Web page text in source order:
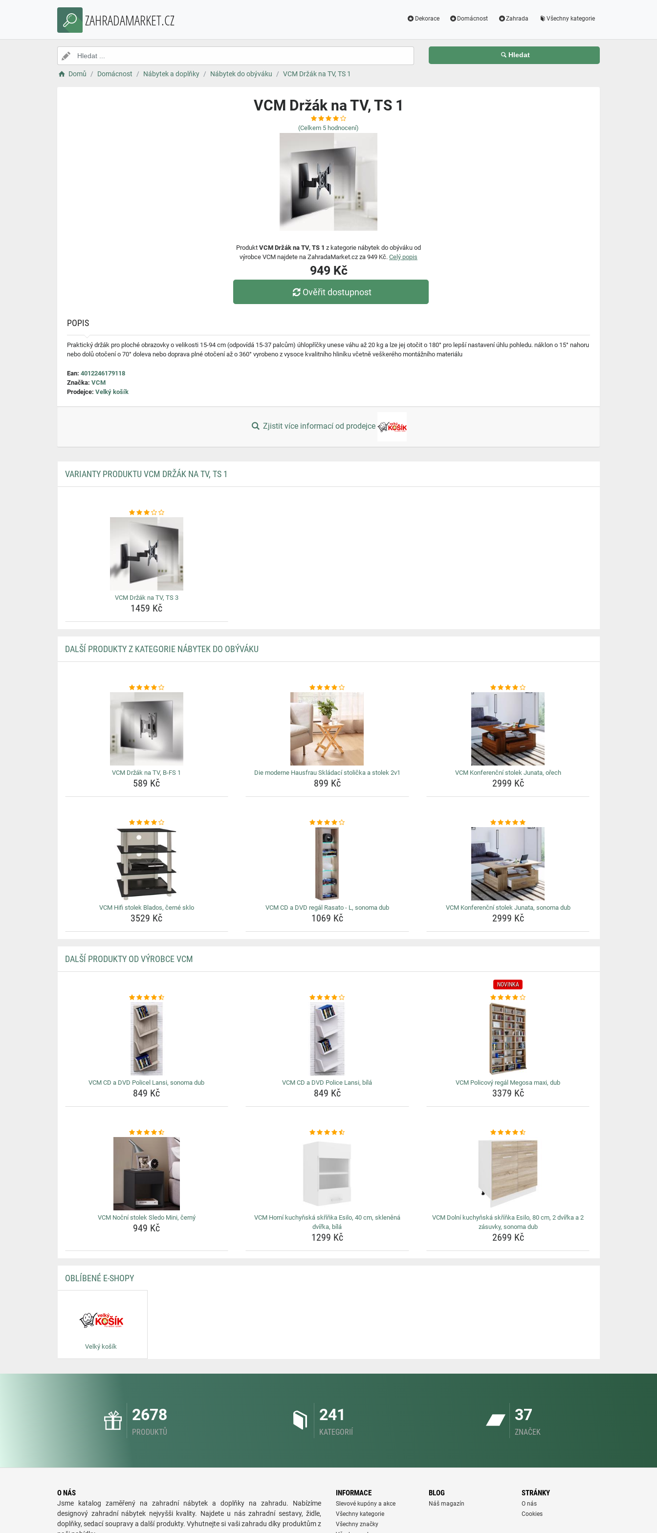
ZAHRADAMARKET.CZ Dekorace Domácnost Zahrada Všechny kategorie
Hledat
Domů Domácnost Nábytek a doplňky Nábytek do obýváku VCM Držák na TV, TS 1
VCM Držák na TV, TS 1
(Celkem 5 hodnocení)
Produkt VCM Držák na TV, TS 1 z kategorie nábytek do obýváku od
výrobce VCM najdete na ZahradaMarket.cz za 949 Kč. Celý popis
949 Kč
Ověřit dostupnost
POPIS
Praktický držák pro ploché obrazovky o velikosti 15-94 cm (odpovídá 15-37 palcům) úhlopříčky unese váhu až 20 kg a lze jej otočit o 180° pro lepší nastavení úhlu pohledu. náklon o 15° nahoru
nebo dolů otočení o 70° doleva nebo doprava plné otočení až o 360° vyrobeno z vysoce kvalitního hliníku včetně veškerého montážního materiálu
Ean: 4012246179118
Značka: VCM
Prodejce: Velký košík
Zjistit více informací od prodejce
VARIANTY PRODUKTU VCM DRŽÁK NA TV, TS 1
VCM Držák na TV, TS 3
1459 Kč
DALŠÍ PRODUKTY Z KATEGORIE NÁBYTEK DO OBÝVÁKU
VCM Držák na TV, B-FS 1
589 Kč
Die moderne Hausfrau Skládací stolička a stolek 2v1
899 Kč
VCM Konferenční stolek Junata, ořech
2999 Kč
VCM Hifi stolek Blados, černé sklo
3529 Kč
VCM CD a DVD regál Rasato - L, sonoma dub
1069 Kč
VCM Konferenční stolek Junata, sonoma dub
2999 Kč
DALŠÍ PRODUKTY OD VÝROBCE VCM
VCM CD a DVD Policel Lansi, sonoma dub
849 Kč
VCM CD a DVD Police Lansi, bílá
849 Kč
NOVINKA
VCM Policový regál Megosa maxi, dub
3379 Kč
VCM Noční stolek Sledo Mini, černý
949 Kč
VCM Horní kuchyňská skříňka Esilo, 40 cm, skleněná
dvířka, bílá
1299 Kč
VCM Dolní kuchyňská skříňka Esilo, 80 cm, 2 dvířka a 2
zásuvky, sonoma dub
2699 Kč
OBLÍBENÉ E-SHOPY
Velký košík
2678
PRODUKTŮ
241
KATEGORIÍ
37
ZNAČEK
O NÁS
Jsme katalog zaměřený na zahradní nábytek a doplňky na zahradu. Nabízíme
designový zahradní nábytek nejvyšši kvality. Najdete u nás zahradní sestavy, židle,
doplňky, sedací soupravy a další produkty. Vyhutnejte si vaši zahradu díky produktům z
INFORMACE
Slevové kupóny a akce
Všechny kategorie
Všechny značky
BLOG
Náš magazín
STRÁNKY
O nás
Cookies